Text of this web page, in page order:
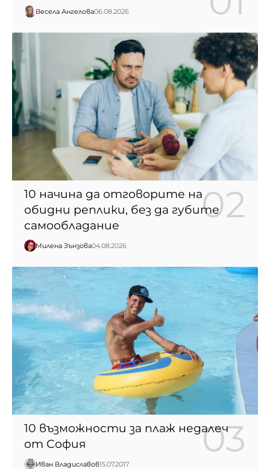
Весела Ангелова06.08.2026
10 начина да отговорите на
обидни реплики, без да губите
самообладание
Милена Зънзова04.08.2026
10 възможности за плаж недалеч
от София
Иван Владиславов15.07.2017